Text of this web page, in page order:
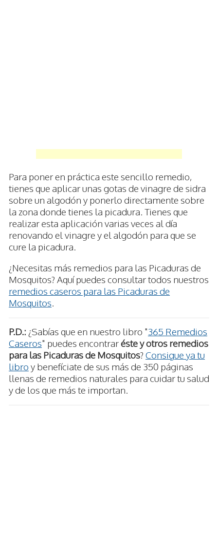
Para poner en práctica este sencillo remedio,
tienes que aplicar unas gotas de vinagre de sidra
sobre un algodón y ponerlo directamente sobre
la zona donde tienes la picadura. Tienes que
realizar esta aplicación varias veces al día
renovando el vinagre y el algodón para que se
cure la picadura.
¿Necesitas más remedios para las Picaduras de
Mosquitos? Aquí puedes consultar todos nuestros
remedios caseros para las Picaduras de
Mosquitos.
P.D.: ¿Sabías que en nuestro libro "365 Remedios
Caseros" puedes encontraréste y otros remedios
para las Picaduras de Mosquitos? Consigue ya tu
libro y benefíciate de sus más de 350 páginas
llenas de remedios naturales para cuidar tu salud
y de los que más te importan.